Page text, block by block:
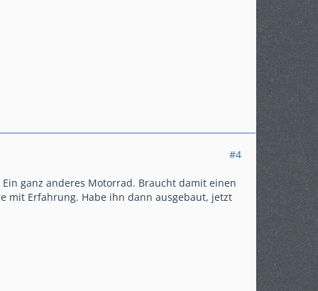
#4
ganz anderes Motorrad. Braucht damit einen
mit Erfahrung. Habe ihn dann ausgebaut, jetzt